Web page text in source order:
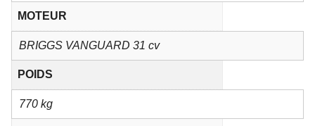
MOTEUR
BRIGGS VANGUARD 31 cv
POIDS
770 kg